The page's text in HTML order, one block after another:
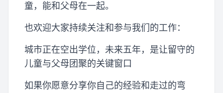
童，能和父母在一起。
也欢迎大家持续关注和参与我们的工作：
城市正在空出学位，未来五年，是让留守的
儿童与父母团聚的关键窗口
如果你愿意分享你自己的经验和走过的弯